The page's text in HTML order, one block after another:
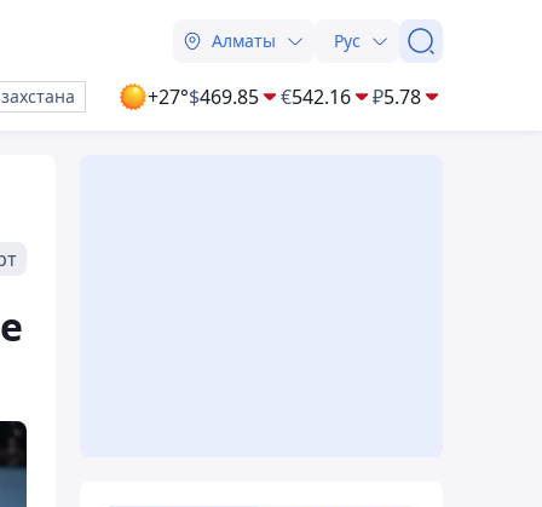
Алматы Рус
+27°$469.85 €542.16 ₽5.78